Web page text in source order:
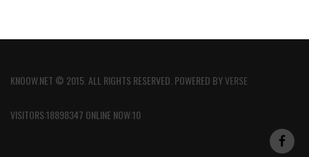
KNOOW.NET © 2015. ALL RIGHTS RESERVED. POWERED BYVERSE
VISITORS:18898347 ONLINE NOW:10